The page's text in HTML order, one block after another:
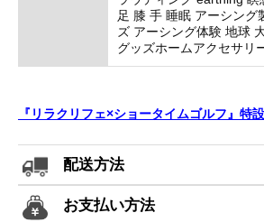
足 膝 手 睡眠 アーシング
ズ アーシング体験 地球
グッズホームアクセサリ
『リラクリフェ×ショータイムゴルフ』特
配送方法
お支払い方法